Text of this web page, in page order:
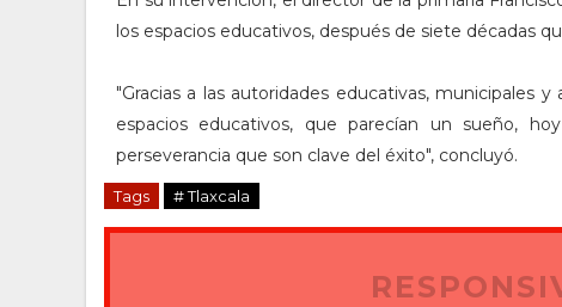
los espacios educativos, después de siete décadas
"Gracias a las autoridades educativas, municipales
espacios educativos, que parecían un sueño,
perseverancia que son clave del éxito", concluyó.
Tags # Tlaxcala